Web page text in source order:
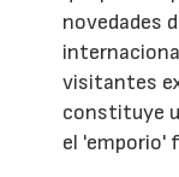
novedades
visitantes
constituye
el 'emporio'